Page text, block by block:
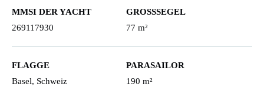
MMSI DER YACHT
269117930
GROSSSEGEL
77 m²
FLAGGE
Basel, Schweiz
PARASAILOR
190 m²